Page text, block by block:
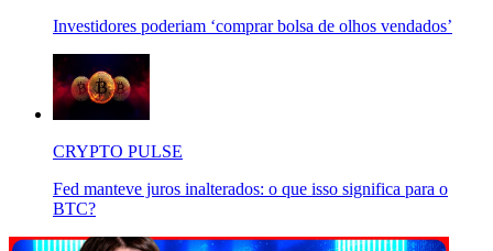
Investidores poderiam ‘comprar bolsa de olhos vendados’
CRYPTO PULSE
Fed manteve juros inalterados: o que isso significa para o
BTC?